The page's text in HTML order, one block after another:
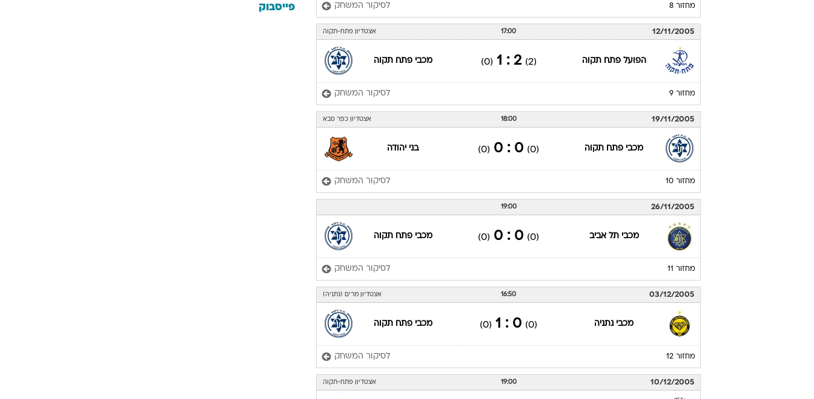
מחזור 8 לסיקור המשחק
12/11/2005
17:00 אצטדיון פתח-תקוה
הפועל פתח תקוה (2)
2 : 1
(0) מכבי פתח תקוה
מחזור 9 לסיקור המשחק
19/11/2005
18:00 אצטדיון כפר סבא
מכבי פתח תקוה (0)
0 : 0
(0) בני יהודה
מחזור 10 לסיקור המשחק
26/11/2005
19:00
מכבי תל אביב (0)
0 : 0
(0) מכבי פתח תקוה
מחזור 11 לסיקור המשחק
03/12/2005
16:50 אצטדיון מרים (נתניה)
מכבי נתניה (0)
0 : 1
(0) מכבי פתח תקוה
מחזור 12 לסיקור המשחק
10/12/2005
19:00 אצטדיון פתח-תקוה
פייסבוק